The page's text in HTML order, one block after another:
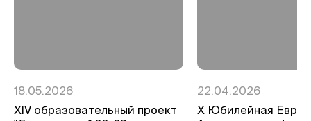
18.05.2026
ХIV образовательный проект
22.04.2026
Х Юбилейная Евро-